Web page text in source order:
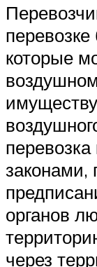
которые
законами,
органов
через